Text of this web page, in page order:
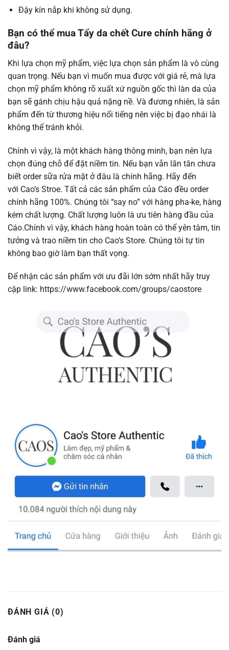
Đậy kín nắp khi không sử dụng.
Bạn có thể mua Tẩy da chết Cure chính hãng ở
đâu?
Khi lựa chọn mỹ phẩm, việc lựa chọn sản phẩm là vô cùng
quan trọng. Nếu bạn vì muốn mua được với giá rẻ, mà lựa
chọn mỹ phẩm không rõ xuất xứ nguồn gốc thì làn da của
bạn sẽ gánh chịu hậu quả nặng nề. Và đương nhiên, là sản
phẩm đến từ thương hiệu nổi tiếng nên việc bị đạo nhái là
không thể tránh khỏi.
Chính vì vậy, là một khách hàng thông minh, bạn nên lựa
chọn đúng chỗ để đặt niềm tin. Nếu bạn vẫn lăn tăn chưa
biết order sữa rửa mặt ở đâu là chính hãng. Hãy đến
với Cao’s Stroe. Tất cả các sản phẩm của Cáo đều order
chính hãng 100%. Chúng tôi “say no” với hàng pha-ke, hàng
kém chất lượng. Chất lượng luôn là ưu tiên hàng đầu của
Cáo.Chính vì vậy, khách hàng hoàn toàn có thể yên tâm, tin
tưởng và trao niềm tin cho Cao’s Store. Chúng tôi tự tin
không bao giờ làm bạn thất vọng.
Để nhận các sản phẩm với ưu đãi lớn sớm nhất hãy truy
cập link: https://www.facebook.com/groups/caostore
ĐÁNH GIÁ (0)
Đánh giá